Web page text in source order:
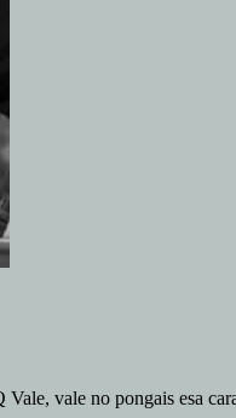
vale no pongais esa